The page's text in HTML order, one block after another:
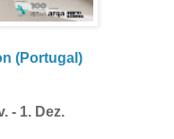
(Portugal)
- 1. Dez.